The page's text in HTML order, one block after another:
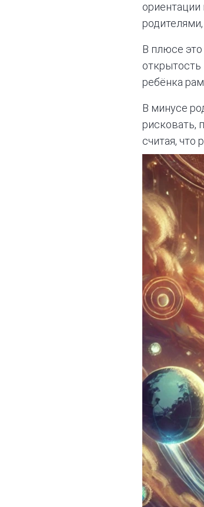
ориентации
В плюсе
ребёнка
В минусе
рисковать,
считая, что